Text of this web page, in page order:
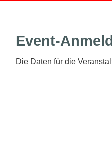
Event-
Die Daten für die